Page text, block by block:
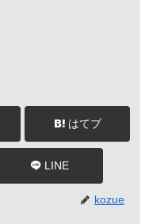
はてブ
LINE
kozue